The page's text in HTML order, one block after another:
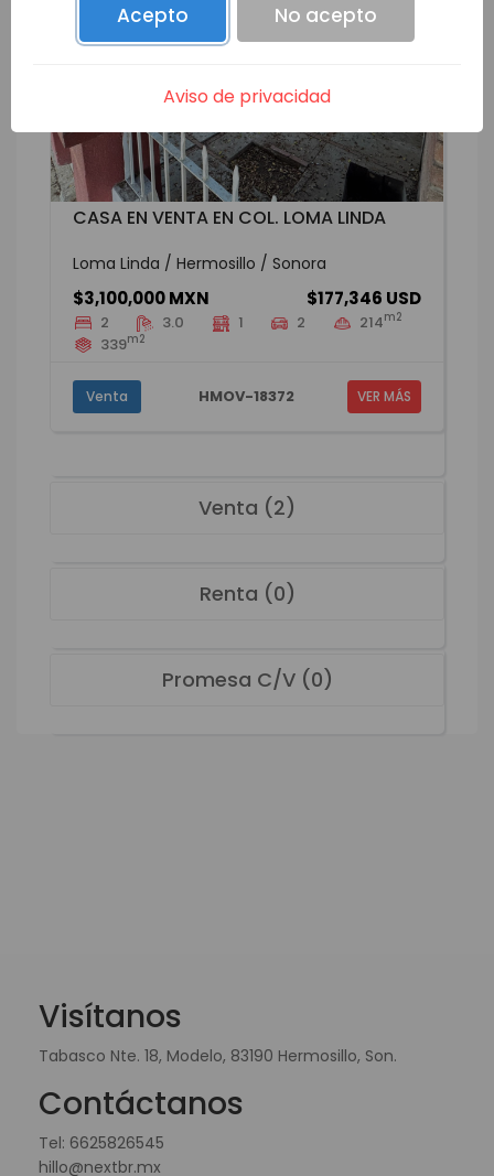
CASA EN VENTA EN COL. LOMA LINDA
Loma Linda / Hermosillo / Sonora
$3,100,000 MXN $177,346 USD
2 3.0 1 2 214m2
339m2
Venta HMOV-18372 VER MÁS
Venta (2)
Renta (0)
Promesa C/V (0)
Visítanos
Tabasco Nte. 18, Modelo, 83190 Hermosillo, Son.
Contáctanos
Tel: 6625826545
hillo@nextbr.mx
Acepto No acepto
Aviso de privacidad